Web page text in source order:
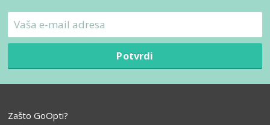
Potvrdi
Zašto GoOpti?